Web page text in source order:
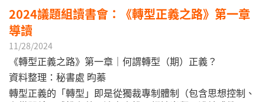
2024議題組讀書會：《轉型正義之路》第一章
導讀
11/28/2024
《轉型正義之路》第一章｜何謂轉型（期）正義？
資料整理：秘書處 昀蓁​
轉型正義的「轉型」即是從獨裁專制體制（包含思想控制、